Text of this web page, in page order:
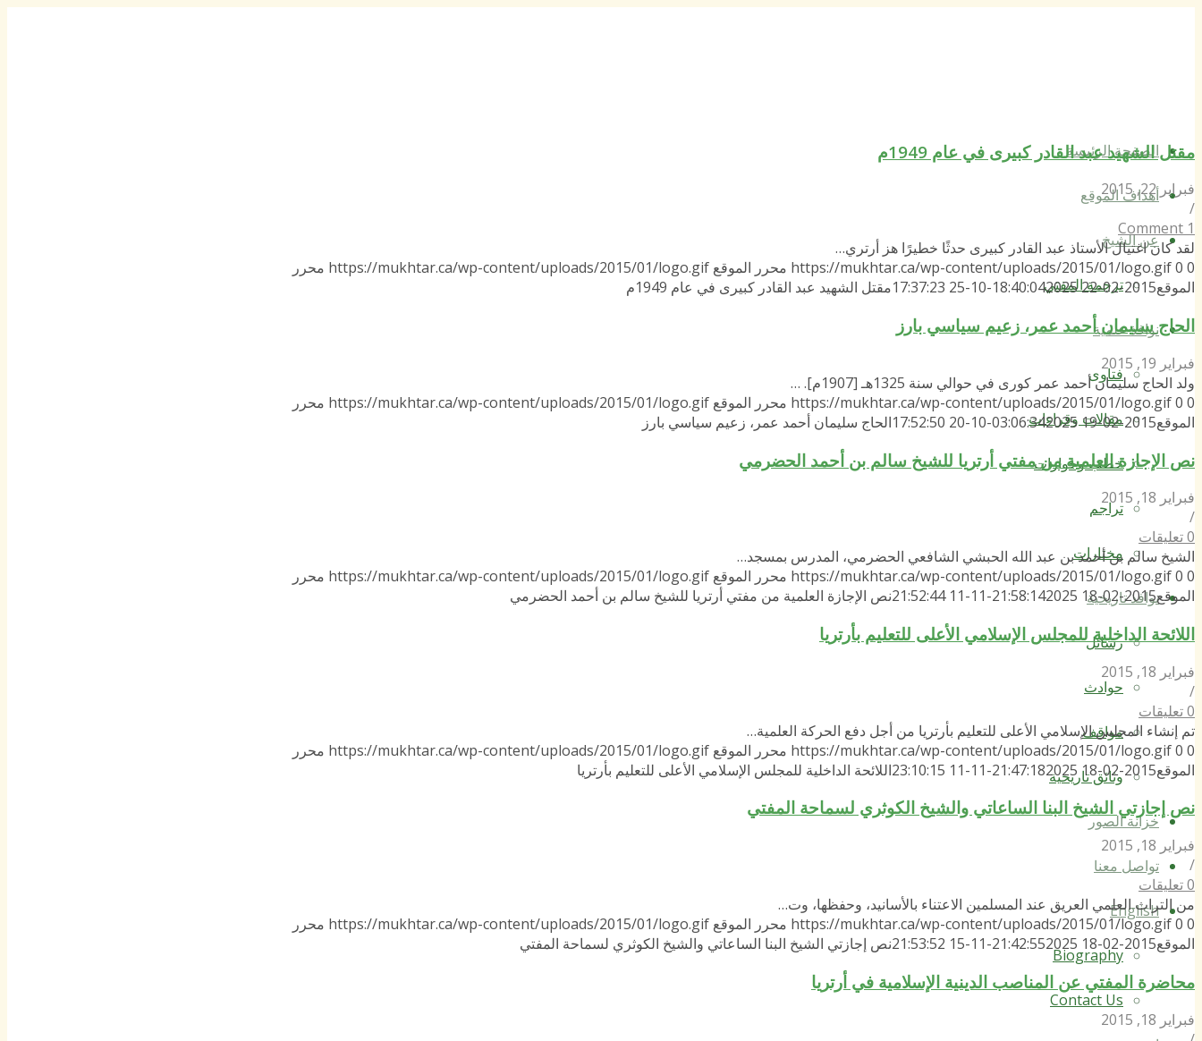
الصفحة الرئيسة
أهداف الموقع
عن الشيخ
ترجمة المفتي
نوافذ علمية
فتاوى
مقالات وقراءات
خطب وحوارات
تراجم
مختارات
نوافذ تاريخية
رسائل
حوادث
مواقف
وثائق تاريخية
خزانة الصور
تواصل معنا
English
Biography
Contact Us
مقتل الشهيد عبد القادر كبيرى في عام 1949م
فبراير 22, 2015
/
1 Comment
لقد كان اغتيال الأستاذ عبد القادر كبيرى حدثًا خطيرًا هز أرتري…
https://mukhtar.ca/wp-content/uploads/2015/01/logo.gif0 0 محرر الموقع https://mukhtar.ca/wp-content/uploads/2015/01/logo.gif محرر
الموقع2015-02-22 18:40:04
2025-10-25 17:37:23 مقتل الشهيد عبد القادر كبيرى في عام 1949م
الحاج سليمان أحمد عمر، زعيم سياسي بارز
فبراير 19, 2015
ولد الحاج سليمان أحمد عمر كورى في حوالي سنة 1325هـ [1907م]. …
https://mukhtar.ca/wp-content/uploads/2015/01/logo.gif0 0 محرر الموقع https://mukhtar.ca/wp-content/uploads/2015/01/logo.gif محرر
الموقع2015-02-19 03:06:34
2025-10-20 17:52:50 الحاج سليمان أحمد عمر، زعيم سياسي بارز
نص الإجازة العلمية من مفتي أرتريا للشيخ سالم بن أحمد الحضرمي
فبراير 18, 2015
/
0 تعليقات
الشيخ سالم بن أحمد بن عبد الله الحبشي الشافعي الحضرمي، المدرس بمسجد…
https://mukhtar.ca/wp-content/uploads/2015/01/logo.gif0 0 محرر الموقع https://mukhtar.ca/wp-content/uploads/2015/01/logo.gif محرر
الموقع2015-02-18 21:58:14
2025-11-11 21:52:44 نص الإجازة العلمية من مفتي أرتريا للشيخ سالم بن أحمد الحضرمي
اللائحة الداخلية للمجلس الإسلامي الأعلى للتعليم بأرتريا
فبراير 18, 2015
/
0 تعليقات
تم إنشاء المجلس الإسلامي الأعلى للتعليم بأرتريا من أجل دفع الحركة العلمية…
https://mukhtar.ca/wp-content/uploads/2015/01/logo.gif0 0 محرر الموقع https://mukhtar.ca/wp-content/uploads/2015/01/logo.gif محرر
الموقع2015-02-18 21:47:18
2025-11-11 23:10:15 اللائحة الداخلية للمجلس الإسلامي الأعلى للتعليم بأرتريا
نص إجازتي الشيخ البنا الساعاتي والشيخ الكوثري لسماحة المفتي
فبراير 18, 2015
/
0 تعليقات
من التراث العلمي العريق عند المسلمين الاعتناء بالأسانيد، وحفظها، وت…
https://mukhtar.ca/wp-content/uploads/2015/01/logo.gif0 0 محرر الموقع https://mukhtar.ca/wp-content/uploads/2015/01/logo.gif محرر
الموقع2015-02-18 21:42:55
2025-11-15 21:53:52 نص إجازتي الشيخ البنا الساعاتي والشيخ الكوثري لسماحة المفتي
محاضرة المفتي عن المناصب الدينية الإسلامية في أرتريا
فبراير 18, 2015